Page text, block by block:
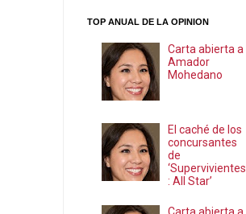
TOP ANUAL DE LA OPINION
Carta abierta a
Amador
Mohedano
El caché de los
concursantes
de
‘Supervivientes
: All Star’